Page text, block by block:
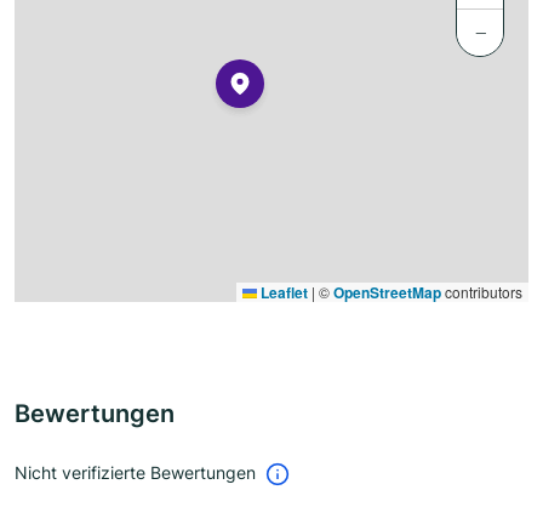
−
Leaflet | ©OpenStreetMapcontributors
Bewertungen
Nicht verifizierte Bewertungen